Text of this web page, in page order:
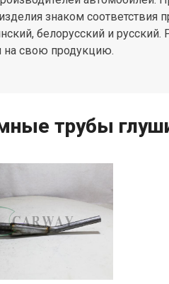
знаком соответствия
белорусский и русский.
на свою продукцию.
трубы